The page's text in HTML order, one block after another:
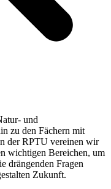
und
zu den Fächern mit
der RPTU vereinen wir
wichtigen Bereichen, um
drängenden Fragen
Zukunft.